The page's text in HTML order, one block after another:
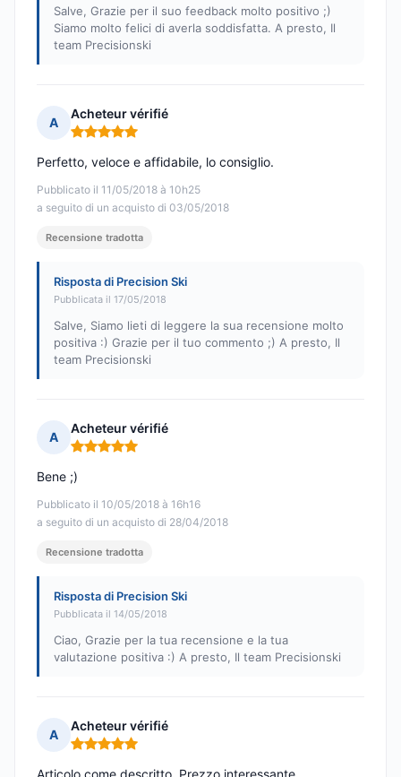
Salve, Grazie per il suo feedback molto positivo ;)
Siamo molto felici di averla soddisfatta. A presto, Il
team Precisionski
A
Acheteur vérifié
Nota: 5 su 5
Pubblicato il 11/05/2018 à 10h25
a seguito di un acquisto di 03/05/2018
Perfetto, veloce e affidabile, lo consiglio.
Recensione tradotta
Risposta di Precision Ski
Pubblicata il 17/05/2018
Salve, Siamo lieti di leggere la sua recensione molto
positiva :) Grazie per il tuo commento ;) A presto, Il
team Precisionski
A
Acheteur vérifié
Nota: 5 su 5
Pubblicato il 10/05/2018 à 16h16
a seguito di un acquisto di 28/04/2018
Bene ;)
Recensione tradotta
Risposta di Precision Ski
Pubblicata il 14/05/2018
Ciao, Grazie per la tua recensione e la tua
valutazione positiva :) A presto, Il team Precisionski
A
Acheteur vérifié
Nota: 5 su 5